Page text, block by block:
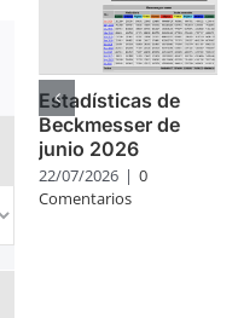
Estadísticas de
Beckmesser de
junio 2026
22/07/2026 | 0
Comentarios